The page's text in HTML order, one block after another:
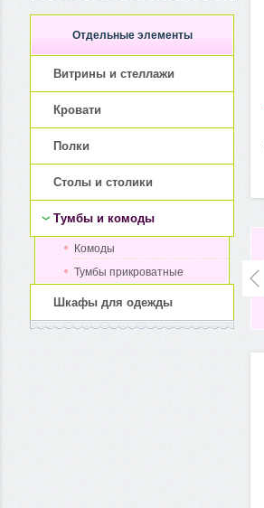
Отдельные элементы
Витрины и стеллажи
Кровати
Полки
Столы и столики
Тумбы и комоды
Комоды
Тумбы прикроватные
Шкафы для одежды